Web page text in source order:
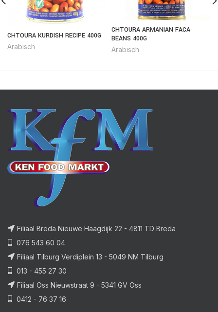
CHTOURA KURDISH RECIPE 400G
Arabisch
CHTOURA ARMANIAN FACA
BEANS 400G
Arabisch
Filiaal Breda Nieuwe Haagdijk 22 - 4811 TD Breda
076 543 60 04
Filiaal Tilburg Verdiplein 13 - 5049 NM Tilburg
013 - 455 27 30
Filiaal Oss Nieuwstraat 9 - 5341 GV Oss
0412 - 76 37 16